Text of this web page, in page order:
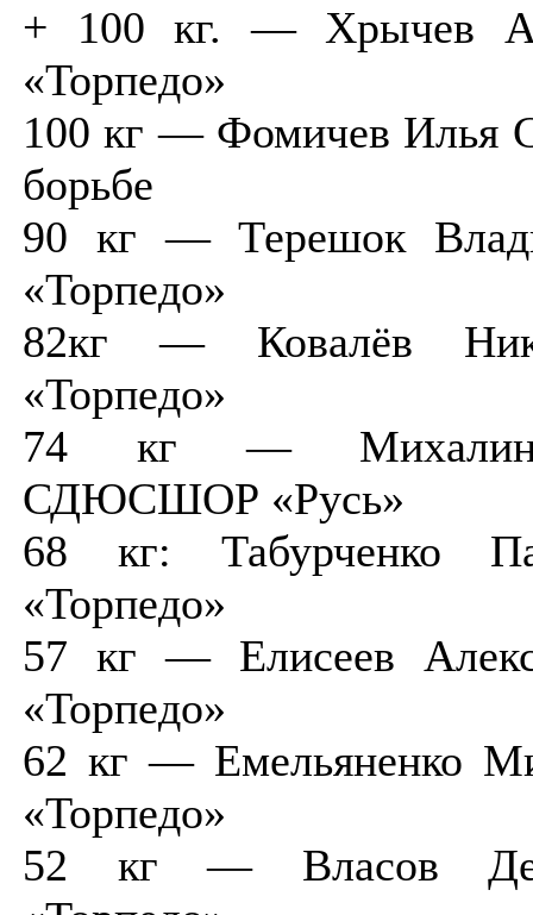
+ 100 кг. — Хрычев
«Торпедо»
100 кг — Фомичев
борьбе
90 кг — Терешок
«Торпедо»
82кг — Ковалёв
«Торпедо»
74 кг — Михалин
СДЮСШОР «Русь»
68 кг: Табурченко
«Торпедо»
57 кг — Елисеев
«Торпедо»
62 кг — Емельяненко
«Торпедо»
52 кг — Власов